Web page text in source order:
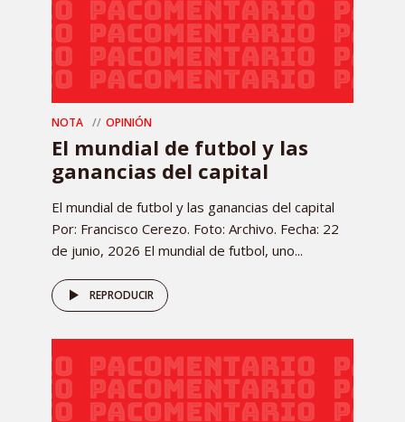
NOTA OPINIÓN
El mundial de futbol y las
ganancias del capital
El mundial de futbol y las ganancias del capital
Por: Francisco Cerezo. Foto: Archivo. Fecha: 22
de junio, 2026 El mundial de futbol, uno...
REPRODUCIR